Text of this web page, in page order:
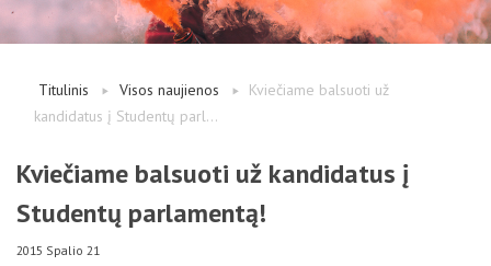
Studentų atstovai
Titulinis Visos naujienos
Kviečiame balsuoti už
kandidatus į Studentų parl...
Kviečiame balsuoti už kandidatus į
Studentų parlamentą!
2015 Spalio 21